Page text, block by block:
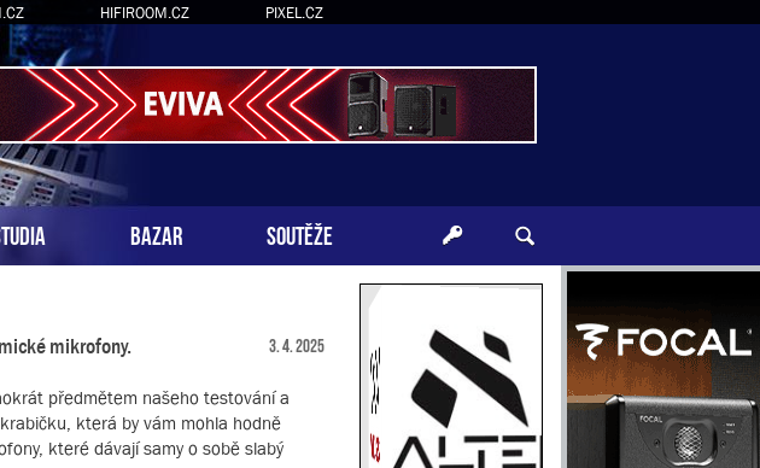
HIFIROOM.CZ PIXEL.CZ
BAZAR SOUTĚŽE
mikrofony. 3. 4. 2025
předmětem našeho testování a
která by vám mohla hodně
které dávají samy o sobě slabý